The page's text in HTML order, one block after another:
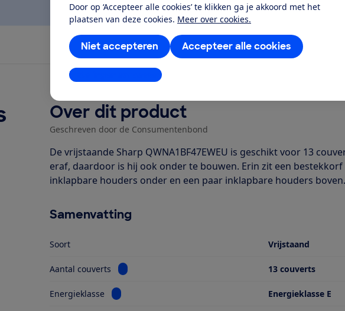
Door op ‘Accepteer alle cookies’ te klikken ga je akkoord met het
plaatsen van deze cookies. Meer over cookies.
Accepteer alle cookies
Niet accepteren
Instellingen aanpassen
Over dit product
Geschreven door de Consumentenbond
De vrijstaande Sharp QWNA1BF47EWEU is geschikt voor 13
eraf, daardoor is hij ook onder te bouwen. Erin zit een
inklapbare houders onder en een paar inklapbare houders
Samenvatting
Soort Vrijstaand
Aantal couverts Bekijk informatie voor Aantal couverts 13 couverts
Energieklasse Bekijk informatie voor Energieklasse Energieklasse E